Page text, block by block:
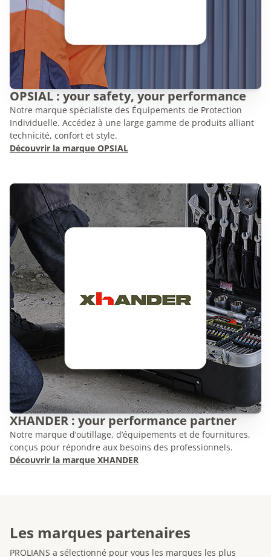
OPSIAL : your safety, your performance
Notre marque spécialiste des Équipements de Protection
Individuelle. Accédez à une large gamme de produits alliant
technicité, confort et style.
Découvrir la marque OPSIAL
XHANDER : your performance partner
Notre marque d’outillage, d’équipements et de fournitures,
conçus pour répondre aux besoins des professionnels.
Découvrir la marque XHANDER
Les marques partenaires
PROLIANS a sélectionné pour vous les marques les plus